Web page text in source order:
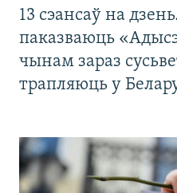
13 сэансаў на
паказваюць
чынам зараз
трапляюць у